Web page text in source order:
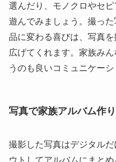
選んだり、モノクロやセ
遊んでみましょう。撮っ
品に変わる喜びは、写真
広げてくれます。家族み
うのも良いコミュニケーシ
写真で家族アルバム作
撮影した写真はデジタル